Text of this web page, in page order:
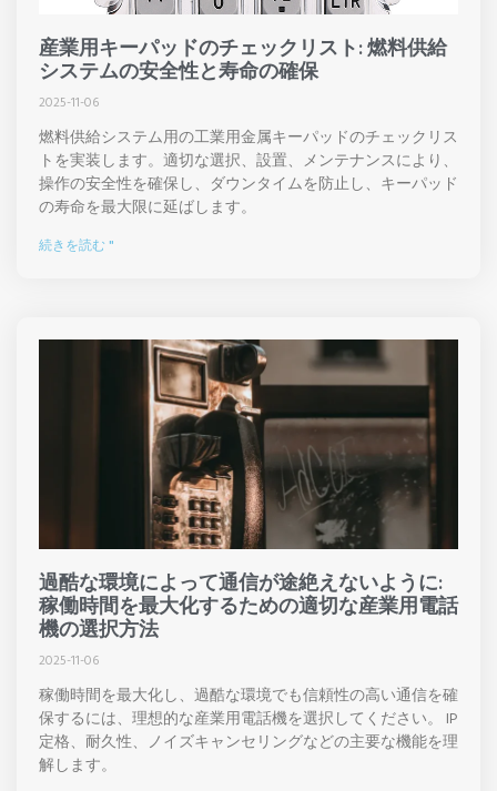
産業用キーパッドのチェックリスト: 燃料供給
システムの安全性と寿命の確保
2025-11-06
燃料供給システム用の工業用金属キーパッドのチェックリス
トを実装します。適切な選択、設置、メンテナンスにより、
操作の安全性を確保し、ダウンタイムを防止し、キーパッド
の寿命を最大限に延ばします。
続きを読む "
過酷な環境によって通信が途絶えないように:
稼働時間を最大化するための適切な産業用電話
機の選択方法
2025-11-06
稼働時間を最大化し、過酷な環境でも信頼性の高い通信を確
保するには、理想的な産業用電話機を選択してください。 IP
定格、耐久性、ノイズキャンセリングなどの主要な機能を理
解します。